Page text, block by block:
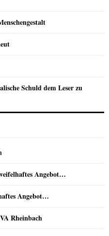
Schuld dem Leser zu
Angebot…
Angebot…
Rheinbach